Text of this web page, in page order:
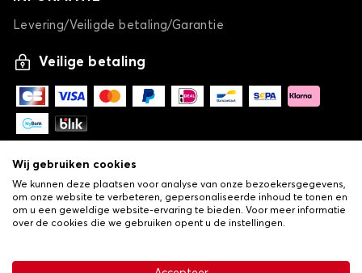
Levering/Veiligde betaling/Garantie
Veilige betaling
Algemene verkoopvoorwaarden•Privacy- en cookiebeleid
Wij gebruiken cookies
We kunnen deze plaatsen voor analyse van onze bezoekersgegevens,
om onze website te verbeteren, gepersonaliseerde inhoud te tonen en
om u een geweldige website-ervaring te bieden. Voor meer informatie
over de cookies die we gebruiken opent u de instellingen.